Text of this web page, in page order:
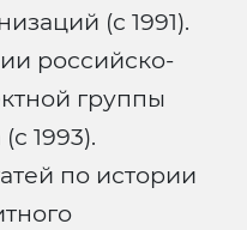
(с 1991).
российско-
группы
1993).
по истории